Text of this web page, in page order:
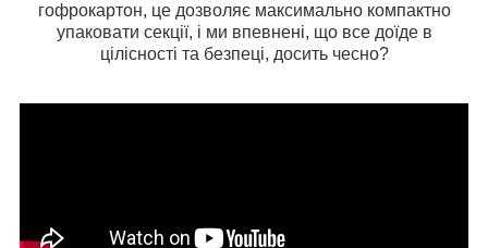
гофрокартон, це дозволяє максимально компактно
упаковати секції, і ми впевнені, що все доїде в
цілісності та безпеці, досить чесно?